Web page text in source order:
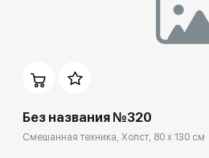
Без названия №320
Смешанная техника, Холст, 80 x 130 см